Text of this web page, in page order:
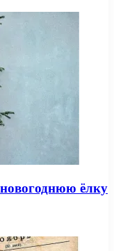
ёлку